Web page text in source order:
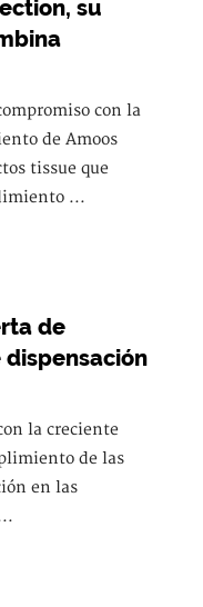
su
con la
de Amoos
tissue que
...
de
la creciente
de las
en las